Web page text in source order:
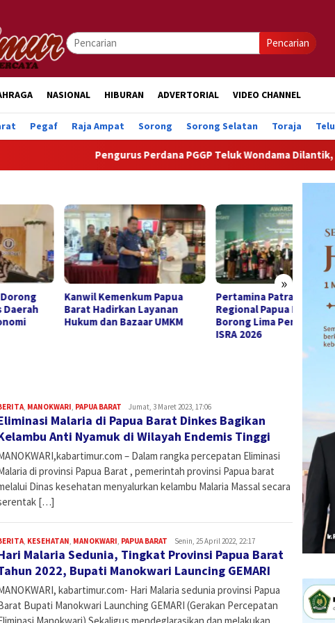
Pencarian
NASIONAL HIBURAN ADVERTORIAL VIDEO CHANNEL
Pegaf Raja Ampat Sorong Sorong Selatan Toraja
Pengurus Perdana PGGP Teluk Wondama Dilantik, Dorong
»
Kanwil Kemenkum Papua
Barat Hadirkan Layanan
Hukum dan Bazaar UMKM
Pertamina Patra Niaga
Regional Papua Maluku
Borong Lima Penghargaan
, MANOKWARI, PAPUA BARAT Admin
Jumat, 3 Maret 2023, 17:06
Malaria di Papua Barat Dinkes Bagikan
Anti Nyamuk di Wilayah Endemis Tinggi
– Dalam rangka percepatan Eliminasi
di provinsi Papua Barat , pemerintah provinsi Papua barat
Dinas kesehatan menyalurkan kelambu Malaria Massal secara
[…]
, KESEHATAN, MANOKWARI, PAPUA BARAT Admin
Senin, 25 April 2022, 22:17
Malaria Sedunia, Tingkat Provinsi Papua Barat
2022, Bupati Manokwari Launcing GEMARI
kabartimur.com- Hari Malaria sedunia provinsi Papua
Bupati Manokwari Launching GEMARI (Gerakan Percepatan